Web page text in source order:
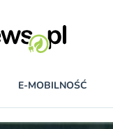
E-MOBILNOŚĆ